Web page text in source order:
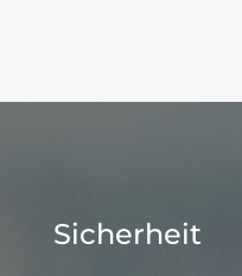
Sicherheit